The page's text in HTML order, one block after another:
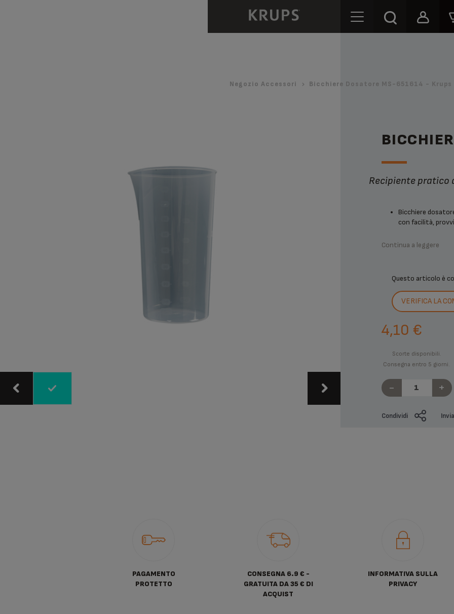
Negozio Accessori Bicchiere Dosatore MS-651614 - Krups
Recipiente
Bicchiere
con facilità,
Continua a leggere
Questo articolo è
VERIFICA LA
4,10 €
Scorte disponibili.
Consegna entro 5 giorni.
- +
Condividi
PAGAMENTO
PROTETTO
CONSEGNA 6.9 € -
GRATUITA DA 35 € DI
ACQUIST
INFORMATIVA SULLA
PRIVACY